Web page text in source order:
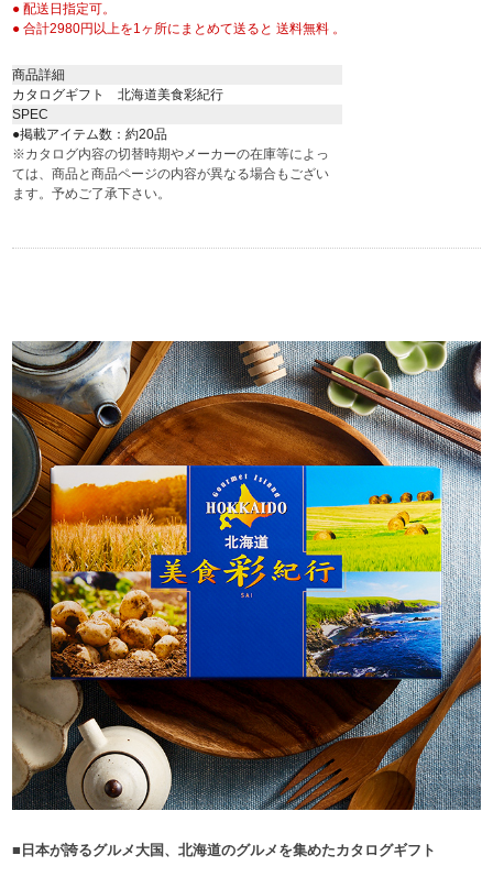
● 配送日指定可。
● 合計2980円以上を1ヶ所にまとめて送ると 送料無料 。
商品詳細
カタログギフト 北海道美食彩紀行
SPEC
●掲載アイテム数：約20品
※カタログ内容の切替時期やメーカーの在庫等によっ
ては、商品と商品ページの内容が異なる場合もござい
ます。予めご了承下さい。
■日本が誇るグルメ大国、北海道のグルメを集めたカタログギフト